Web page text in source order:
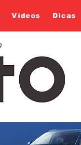
Vídeos Dicas